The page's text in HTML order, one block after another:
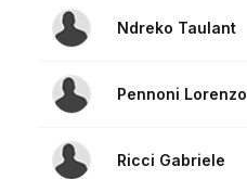
Ndreko Taulant
Pennoni Lorenzo
Ricci Gabriele